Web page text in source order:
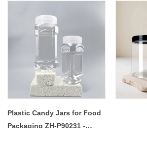
Plastic Candy Jars for Food
Packaging ZH-P90231 -